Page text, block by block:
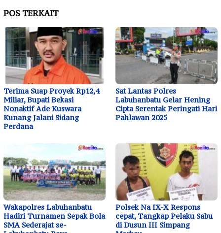
POS TERKAIT
Terima Suap Proyek Rp12,4
Miliar, Bupati Bekasi
Nonaktif Ade Kuswara
Kunang Jalani Sidang
Perdana
Sat Lantas Polres
Labuhanbatu Gelar Hening
Cipta Serentak Peringati Hari
Pahlawan 2025
Wakapolres Labuhanbatu
Hadiri Turnamen Sepak Bola
SMA Sederajat se-
Polsek Na IX-X Respons
cepat, Tangkap Pelaku Sabu
di Dusun III Simpang